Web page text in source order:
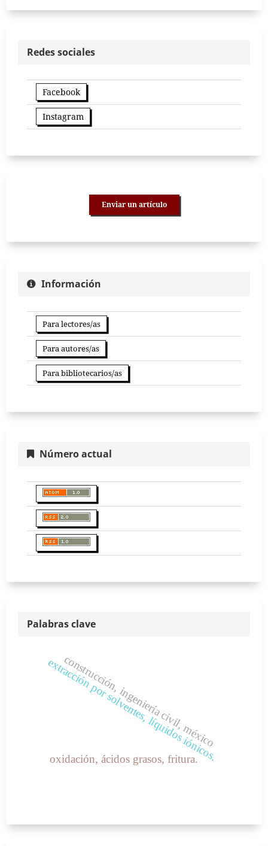
Redes sociales
Facebook
Instagram
Enviar un artículo
Información
Para lectores/as
Para autores/as
Para bibliotecarios/as
Número actual
Palabras clave
extracción por solventes, líquidos iónicos.
construcción, ingeniería civil, méxico
oxidación, ácidos grasos, fritura.